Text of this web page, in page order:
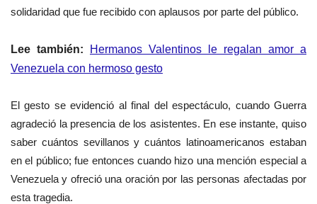
solidaridad que fue recibido con aplausos por parte del público.
Lee también:
Hermanos Valentinos le regalan amor a
Venezuela con hermoso gesto
El gesto se evidenció al final del espectáculo, cuando Guerra
agradeció la presencia de los asistentes. En ese instante, quiso
saber cuántos sevillanos y cuántos latinoamericanos estaban
en el público; fue entonces cuando hizo una mención especial a
Venezuela y ofreció una oración por las personas afectadas por
esta tragedia.